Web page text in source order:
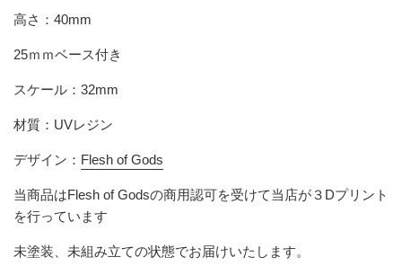
高さ：40mm
25ｍｍベース付き
スケール：32mm
材質：UVレジン
デザイン： Flesh of Gods
当商品はFlesh of Godsの商用認可を受けて当店が３Dプリント
を行っています
未塗装、未組み立ての状態でお届けいたします。